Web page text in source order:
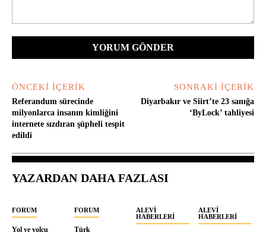
ÖNCEKI İÇERIK
Referandum sürecinde
milyonlarca insanın kimliğini
internete sızdıran şüpheli tespit
edildi
SONRAKI İÇERIK
Diyarbakır ve Siirt’te 23 sanığa
‘ByLock’ tahliyesi
YAZARDAN DAHA FAZLASI
FORUM
Yol ve yolcu
FORUM
Türk
ALEVI
HABERLERI
ALEVI
HABERLERI